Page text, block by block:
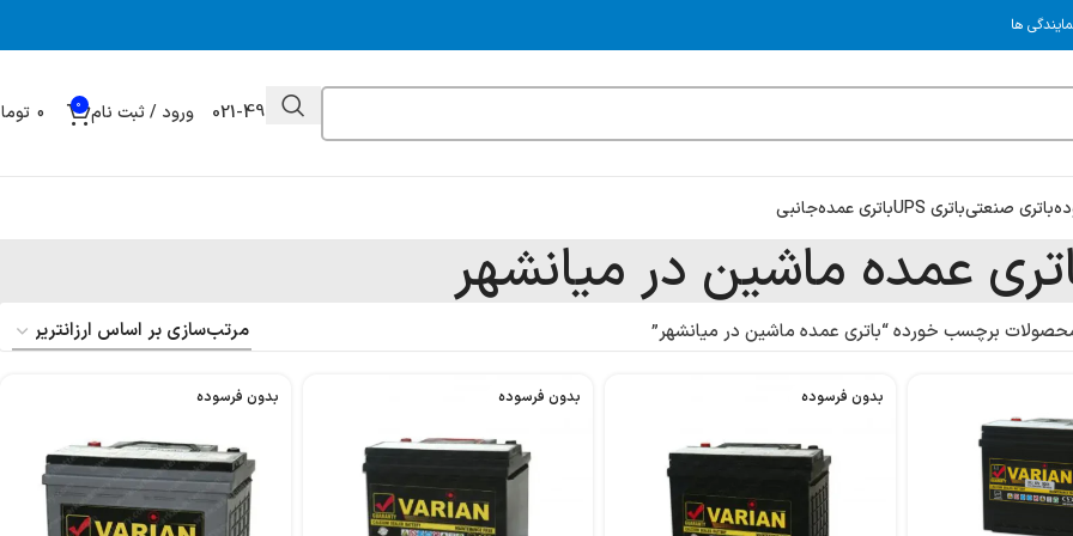
ها
021-49032000 ورود / ثبت نام 0
باتری صنعتیباتری UPS باتری عمدهجانبی
عمده ماشین در میانشهر
برچسب خورده “باتری عمده ماشین در میانشهر”
بدون فرسوده بدون فرسوده بدون فرسوده